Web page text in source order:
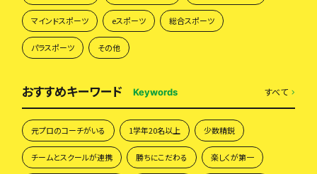
マインドスポーツ eスポーツ 総合スポーツ
パラスポーツ その他
おすすめキーワード Keywords すべて
元プロのコーチがいる 1学年20名以上 少数精鋭
チームとスクールが連携 勝ちにこだわる 楽しくが第一